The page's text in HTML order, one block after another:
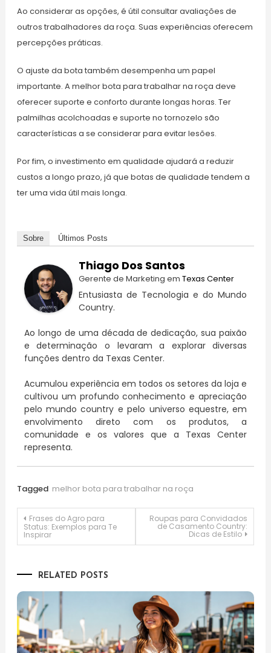
Ao considerar as opções, é útil consultar avaliações de
outros trabalhadores da roça. Suas experiências oferecem
percepções práticas.
O ajuste da bota também desempenha um papel
importante. A melhor bota para trabalhar na roça deve
oferecer suporte e conforto durante longas horas. Ter
palmilhas acolchoadas e suporte no tornozelo são
características a se considerar para evitar lesões.
Por fim, o investimento em qualidade ajudará a reduzir
custos a longo prazo, já que botas de qualidade tendem a
ter uma vida útil mais longa.
Sobre Últimos Posts
Thiago Dos Santos
Gerente de Marketing em Texas Center
Entusiasta de Tecnologia e do Mundo
Country.
Ao longo de uma década de dedicação, sua paixão
e determinação o levaram a explorar diversas
funções dentro da Texas Center.
Acumulou experiência em todos os setores da loja e
cultivou um profundo conhecimento e apreciação
pelo mundo country e pelo universo equestre, em
envolvimento direto com os produtos, a
comunidade e os valores que a Texas Center
representa.
Tagged melhor bota para trabalhar na roça
Navegação
de
Post
Frases do Agro para
Status: Exemplos para Te
Inspirar
Roupas para Convidados
de Casamento Country:
Dicas de Estilo
RELATED POSTS